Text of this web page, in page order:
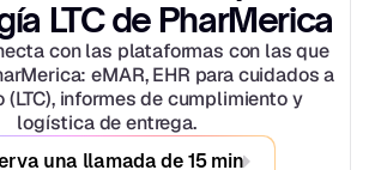
LTC de PharMerica
con las plataformas con las que
eMAR, EHR para cuidados a
(LTC), informes de cumplimiento y
logística de entrega.
una llamada de 15 min